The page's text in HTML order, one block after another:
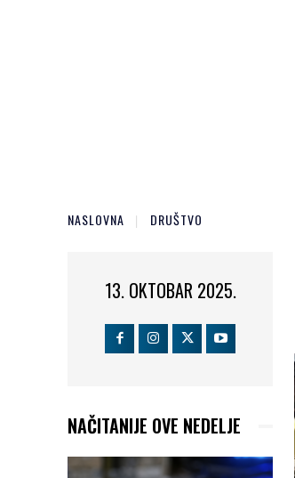
NASLOVNA DRUŠTVO
13. OKTOBAR 2025.
NAČITANIJE OVE NEDELJE